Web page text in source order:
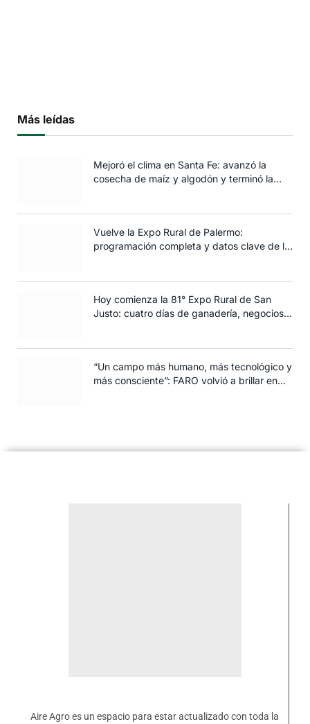
Más leídas
Mejoró el clima en Santa Fe: avanzó la
cosecha de maíz y algodón y terminó la
Vuelve la Expo Rural de Palermo:
programación completa y datos clave de la
Hoy comienza la 81° Expo Rural de San
Justo: cuatro días de ganadería, negocios y
“Un campo más humano, más tecnológico y
más consciente”: FARO volvió a brillar en
Aire Agro es un espacio para estar actualizado con toda la